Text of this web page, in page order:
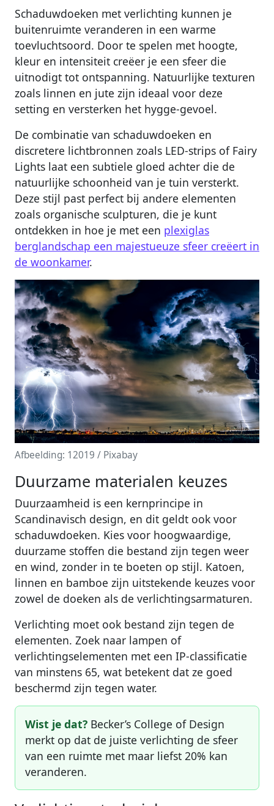
Schaduwdoeken met verlichting kunnen je
buitenruimte veranderen in een warme
toevluchtsoord. Door te spelen met hoogte,
kleur en intensiteit creëer je een sfeer die
uitnodigt tot ontspanning. Natuurlijke texturen
zoals linnen en jute zijn ideaal voor deze
setting en versterken het hygge-gevoel.
De combinatie van schaduwdoeken en
discretere lichtbronnen zoals LED-strips of Fairy
Lights laat een subtiele gloed achter die de
natuurlijke schoonheid van je tuin versterkt.
Deze stijl past perfect bij andere elementen
zoals organische sculpturen, die je kunt
ontdekken in hoe je met een plexiglas
berglandschap een majestueuze sfeer creëert in
de woonkamer.
Afbeelding: 12019 / Pixabay
Duurzame materialen keuzes
Duurzaamheid is een kernprincipe in
Scandinavisch design, en dit geldt ook voor
schaduwdoeken. Kies voor hoogwaardige,
duurzame stoffen die bestand zijn tegen weer
en wind, zonder in te boeten op stijl. Katoen,
linnen en bamboe zijn uitstekende keuzes voor
zowel de doeken als de verlichtingsarmaturen.
Verlichting moet ook bestand zijn tegen de
elementen. Zoek naar lampen of
verlichtingselementen met een IP-classificatie
van minstens 65, wat betekent dat ze goed
beschermd zijn tegen water.
Wist je dat? Becker’s College of Design
merkt op dat de juiste verlichting de sfeer
van een ruimte met maar liefst 20% kan
veranderen.